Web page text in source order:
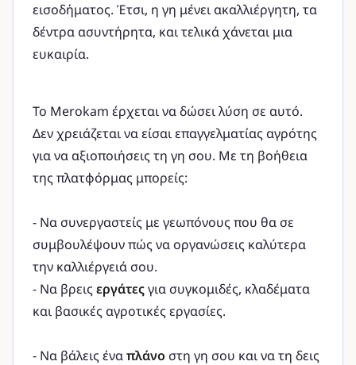
εισοδήματος. Έτσι, η γη μένει ακαλλιέργητη, τα
δέντρα ασυντήρητα, και τελικά χάνεται μια
ευκαιρία.
Το Merokam έρχεται να δώσει λύση σε αυτό.
Δεν χρειάζεται να είσαι επαγγελματίας αγρότης
για να αξιοποιήσεις τη γη σου. Με τη βοήθεια
της πλατφόρμας μπορείς:
- Να συνεργαστείς με γεωπόνους που θα σε
συμβουλέψουν πώς να οργανώσεις καλύτερα
την καλλιέργειά σου.
- Να βρεις εργάτεςγια συγκομιδές, κλαδέματα
και βασικές αγροτικές εργασίες.
- Να βάλεις έναπλάνο στη γη σου και να τη δεις